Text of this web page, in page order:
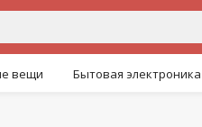
вещи Бытовая электроника